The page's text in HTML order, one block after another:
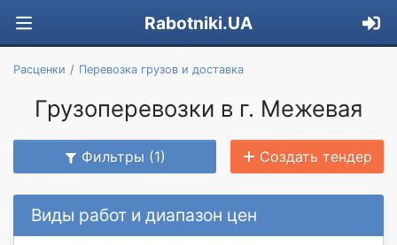
Rabotniki.UA
Расценки Перевозка грузов и доставка
Грузоперевозки в г. Межевая
Фильтры (1) Создать тендер
Виды работ и диапазон цен